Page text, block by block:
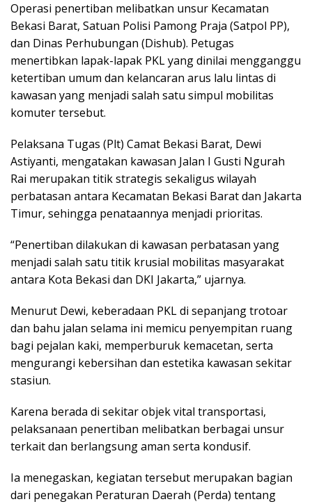
Operasi penertiban melibatkan unsur Kecamatan
Bekasi Barat, Satuan Polisi Pamong Praja (Satpol PP),
dan Dinas Perhubungan (Dishub). Petugas
menertibkan lapak-lapak PKL yang dinilai mengganggu
ketertiban umum dan kelancaran arus lalu lintas di
kawasan yang menjadi salah satu simpul mobilitas
komuter tersebut.
Pelaksana Tugas (Plt) Camat Bekasi Barat, Dewi
Astiyanti, mengatakan kawasan Jalan I Gusti Ngurah
Rai merupakan titik strategis sekaligus wilayah
perbatasan antara Kecamatan Bekasi Barat dan Jakarta
Timur, sehingga penataannya menjadi prioritas.
“Penertiban dilakukan di kawasan perbatasan yang
menjadi salah satu titik krusial mobilitas masyarakat
antara Kota Bekasi dan DKI Jakarta,” ujarnya.
Menurut Dewi, keberadaan PKL di sepanjang trotoar
dan bahu jalan selama ini memicu penyempitan ruang
bagi pejalan kaki, memperburuk kemacetan, serta
mengurangi kebersihan dan estetika kawasan sekitar
stasiun.
Karena berada di sekitar objek vital transportasi,
pelaksanaan penertiban melibatkan berbagai unsur
terkait dan berlangsung aman serta kondusif.
Ia menegaskan, kegiatan tersebut merupakan bagian
dari penegakan Peraturan Daerah (Perda) tentang